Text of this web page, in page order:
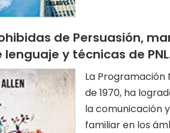
de Persuasión,
y técnicas de
La Programación
de 1970, ha
la comunicación
familiar en los